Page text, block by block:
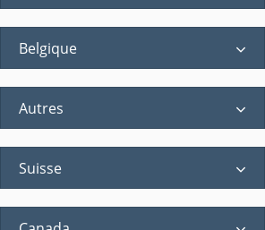
Belgique
Autres
Suisse